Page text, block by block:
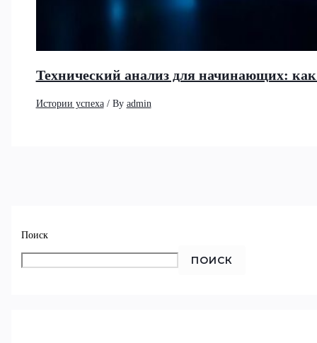
Поиск
ПОИСК
Технический анализ для начинающих:
Истории успеха/ By admin